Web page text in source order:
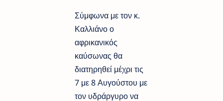
Σύμφωνα με τον κ.
Καλλιάνο ο
αφρικανικός
καύσωνας θα
διατηρηθεί μέχρι τις
7 με 8 Αυγούστου με
τον υδράργυρο να